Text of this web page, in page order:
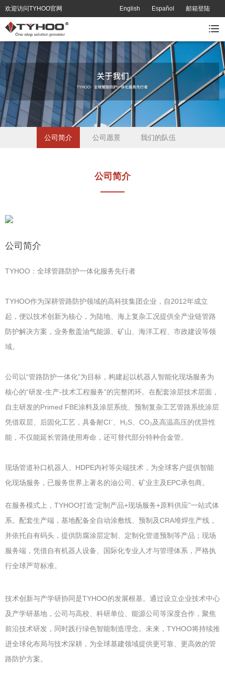
欢迎访问TYHOO官网 English Español 邮箱登陆
公司简介 公司愿景 我们的队伍
公司简介
公司简介
TYHOO：全球管路防护一体化服务先行者
TYHOO作为深耕管路防护领域的高科技集团企业，自2012年成立
起，便以技术创新为核心，为陆地、海上复杂工况提供全产业链管路
防护解决方案，业务敷盖油气能源、矿山、海洋工程、市政建设等领
域。
公司以“管路防护一体化”为目标，构建起以机器人智能化现场服务为
核心的“研发-生产-技术工程服务”的完整闭环。在配套涂层技术层面，
自主研发的Primed FBE涂料及涂层系统、预制复杂工艺管路系统涂层
凭借双层、后固化工艺，具备耐CI⁻、H₂S、CO₂及高温高压的优异性
能，不仅能延长管路使用寿命，还可替代部分特种合金管。
现场管道补口机器人、HDPE内衬等尖端技术，为全球客户提供智能
化现场服务，已服务世界上著名的油公司、矿业主及EPC承包商。
在服务模式上，TYHOO打造“定制产品+现场服务+原料供应”一站式体
系。配套生产端，基地配备全自动涂敷线、预制及CRA堆焊生产线，
并依托自有码头，提供防腐涂层定制、定制化管道预制等产品；现场
服务端，凭借自有机器人设备、国际化专业人才与管理体系，严格执
行全球严苛标准。
技术创新与产学研协同是TYHOO的发展根基。通过设立企业技术中心
及产学研基地，公司与高校、科研单位、能源公司等深度合作，聚焦
前沿技术研发，同时践行绿色智能制造理念。未来，TYHOO将持续推
进全球化布局与技术深耕，为全球基建领域提供更可靠、更高效的管
路防护方案。